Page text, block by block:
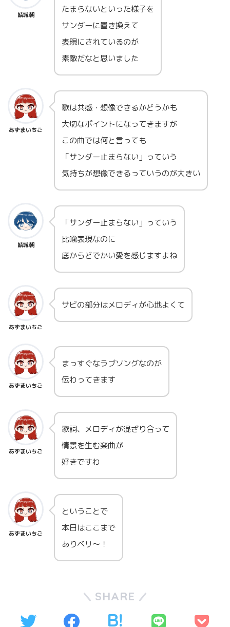
結城朝
たまらないといった様子を
サンダーに置き換えて
表現にされているのが
素敵だなと思いました
あずまいちご
歌は共感・想像できるかどうかも
大切なポイントになってきますが
この曲では何と言っても
「サンダー止まらない」っていう
気持ちが想像できるっていうのが大きい
結城朝
「サンダー止まらない」っていう
比喩表現なのに
底からどでかい愛を感じますよね
あずまいちご
サビの部分はメロディが心地よくて
あずまいちご
まっすぐなラブソングなのが
伝わってきます
あずまいちご
歌詞、メロディが混ざり合って
情景を生む楽曲が
好きですわ
あずまいちご
ということで
本日はここまで
ありベリ～！
SHARE